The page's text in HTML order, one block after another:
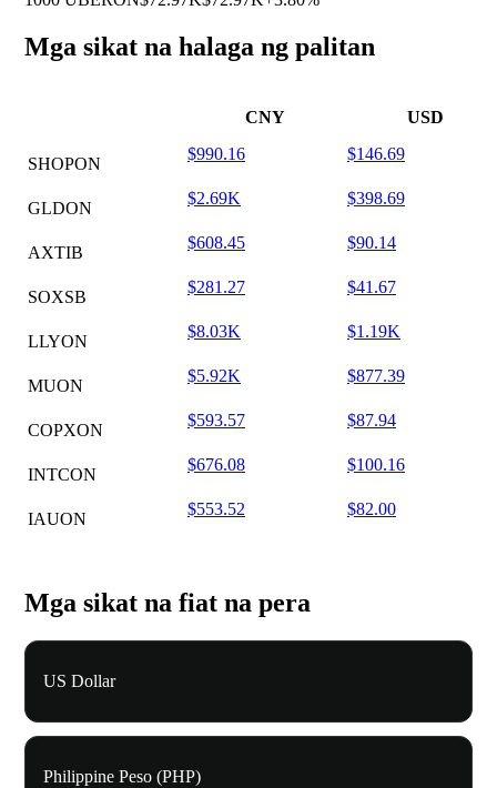
Mga sikat na halaga ng palitan
CNY USD
SHOPON
$990.16 $146.69
GLDON
$2.69K $398.69
AXTIB
$608.45 $90.14
SOXSB
$281.27 $41.67
LLYON
$8.03K $1.19K
MUON
$5.92K $877.39
COPXON
$593.57 $87.94
INTCON
$676.08 $100.16
IAUON
$553.52 $82.00
Mga sikat na fiat na pera
US Dollar
Philippine Peso (PHP)